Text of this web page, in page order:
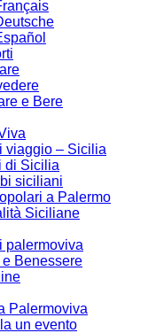
e Bere
viaggio – Sicilia
di Sicilia
siciliani
a Palermo
Siciliane
palermoviva
Benessere
Palermoviva
un evento